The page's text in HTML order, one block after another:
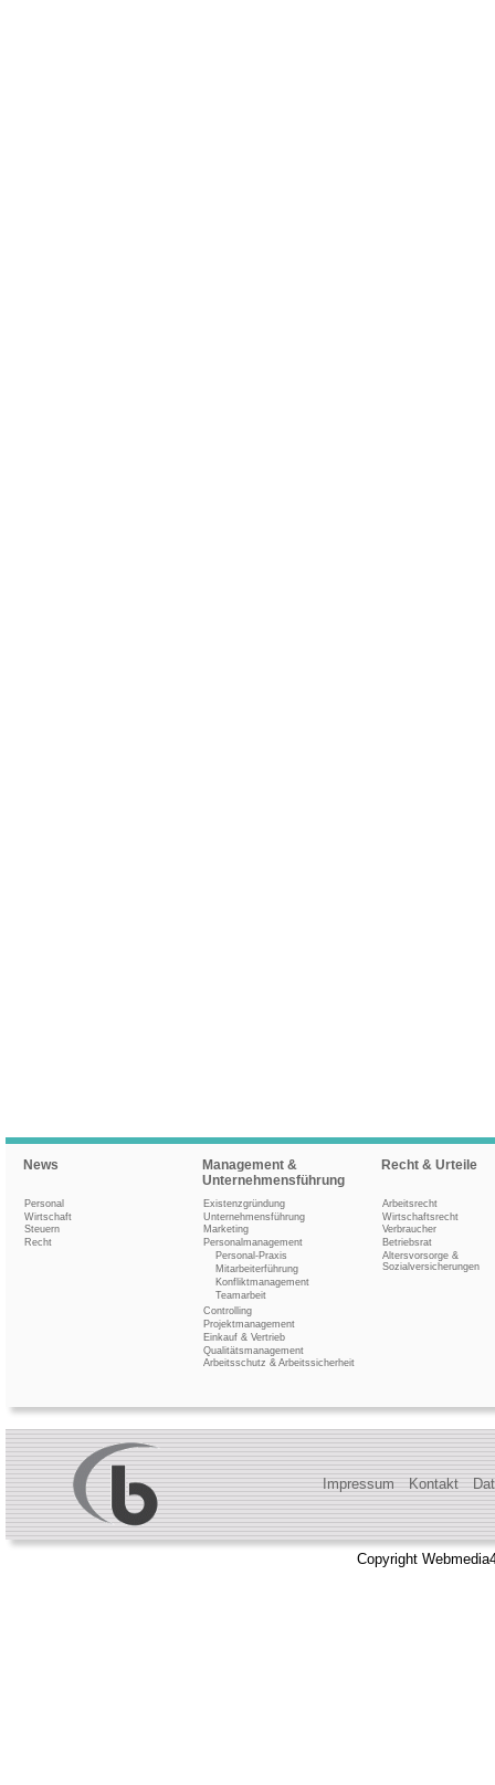
News
Personal
Wirtschaft
Steuern
Recht
Management &
Unternehmensführung
Existenzgründung
Unternehmensführung
Marketing
Personalmanagement
Personal-Praxis
Mitarbeiterführung
Konfliktmanagement
Teamarbeit
Controlling
Projektmanagement
Einkauf & Vertrieb
Qualitätsmanagement
Arbeitsschutz & Arbeitssicherheit
Recht & Urteile
Arbeitsrecht
Wirtschaftsrecht
Verbraucher
Betriebsrat
Altersvorsorge &
Sozialversicherungen
Impressum Kontakt
Copyright